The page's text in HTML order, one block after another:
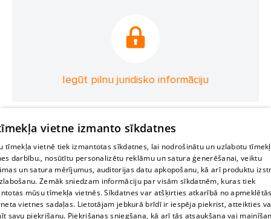
Iegūt pilnu juridisko informāciju
vietne izmanto sīkdatnes
tīmekļa vietnē tiek izmantotas sīkdatnes, lai nodrošinātu un uzlabotu
darbību., nosūtītu personalizētu reklāmu un satura ģenerēšanai, veiktu
un satura mērījumus, auditorijas datu apkopošanu, kā arī produktu
Zemāk sniedzam informāciju par visām sīkdatnēm, kuras tiek
mūsu tīmekļa vietnēs. Sīkdatnes var atšķirties atkarībā no
vietnes sadaļas. Lietotājam jebkurā brīdī ir iespēja piekrist, atteikties
savu piekrišanu. Piekrišanas sniegšana, kā arī tās atsaukšana vai